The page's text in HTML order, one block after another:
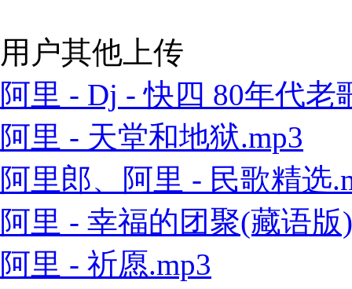
用户其他上传
阿里 - Dj - 快四 80年代老
阿里 - 天堂和地狱.mp3
阿里郎、阿里 - 民歌精选
阿里 - 幸福的团聚(藏语版
阿里 - 祈愿.mp3